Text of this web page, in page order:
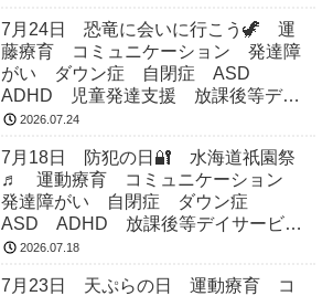
7月24日 恐竜に会いに行こう🦖 運
藤療育 コミュニケーション 発達障
がい ダウン症 自閉症 ASD
ADHD 児童発達支援 放課後等デイ
サービス 常総市 つくばみらい市
2026.07.24
7月18日 防犯の日🔐 水海道祇園祭
♬ 運動療育 コミュニケーション
発達障がい 自閉症 ダウン症
ASD ADHD 放課後等デイサービ
ス 児童発達支援 常総市 つくばみ
2026.07.18
7月23日 天ぷらの日 運動療育 コ